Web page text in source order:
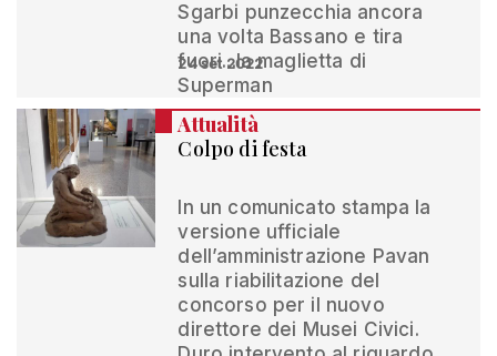
Sgarbi punzecchia ancora
una volta Bassano e tira
fuori...la maglietta di
Superman
24 set 2022
Attualità
Colpo di festa
In un comunicato stampa la
versione ufficiale
dell’amministrazione Pavan
sulla riabilitazione del
concorso per il nuovo
direttore dei Musei Civici.